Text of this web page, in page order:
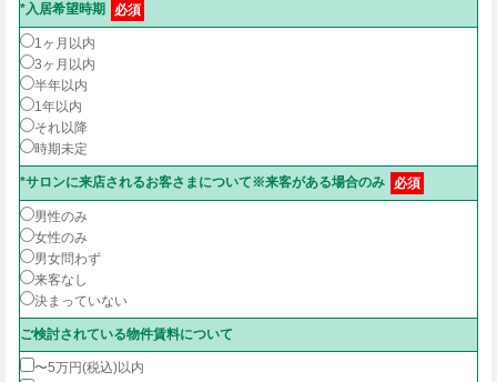
*入居希望時期 必須
1ヶ月以内
3ヶ月以内
半年以内
1年以内
それ以降
時期未定
*サロンに来店されるお客さまについて※来客がある場合のみ 必須
男性のみ
女性のみ
男女問わず
来客なし
決まっていない
ご検討されている物件賃料について
〜5万円(税込)以内